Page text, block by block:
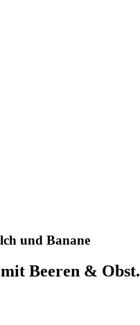
und Banane
Beeren & Obst.